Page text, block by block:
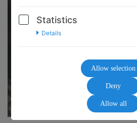
Statistics
Details
Allow selection
Deny
Allow all